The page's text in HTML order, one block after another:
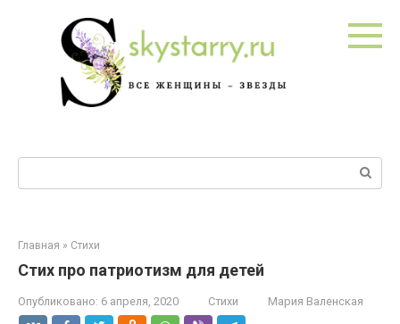
Поиск:
Главная » Стихи
Стих про патриотизм для детей
Опубликовано: 6 апреля, 2020 Стихи Мария Валенская